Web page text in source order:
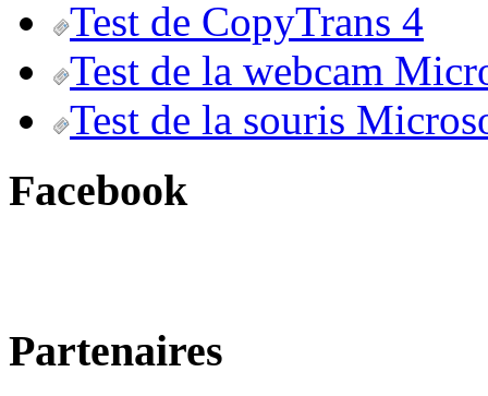
Test de CopyTrans 4
Test de la webcam
Test de la souris
Facebook
Partenaires